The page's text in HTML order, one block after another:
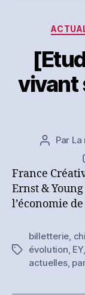
vivant
Auteur
l’article
Par La
France
Ernst &
l’économie
Étiquettes
billetterie
évolution EY
actuelles,